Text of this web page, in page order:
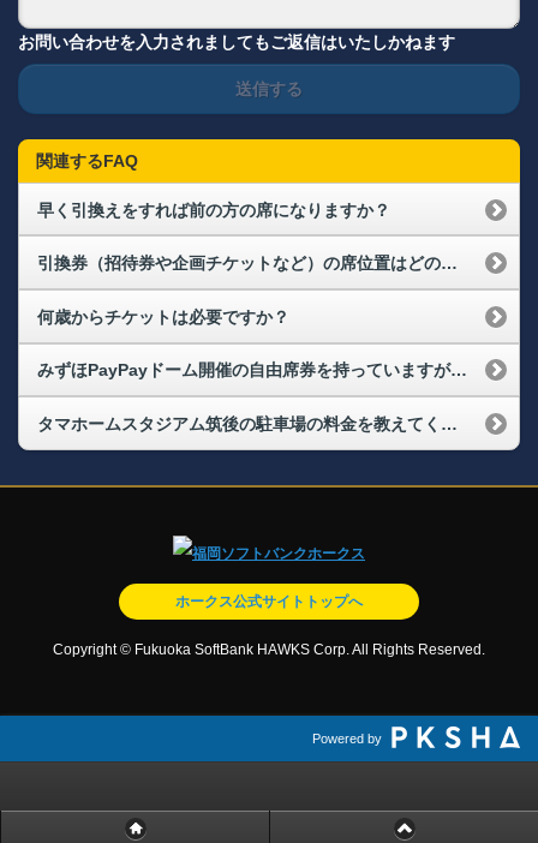
お問い合わせを入力されましてもご返信はいたしかねます
送信する
関連するFAQ
早く引換えをすれば前の方の席になりますか？
引換券（招待券や企画チケットなど）の席位置はどのように決まりますか？連席で取ることはできますか？
何歳からチケットは必要ですか？
みずほPayPayドーム開催の自由席券を持っていますが、必ず座れますか？
タマホームスタジアム筑後の駐車場の料金を教えてください
ホークス公式サイトトップへ
Copyright © Fukuoka SoftBank HAWKS Corp. All Rights Reserved.
Powered by